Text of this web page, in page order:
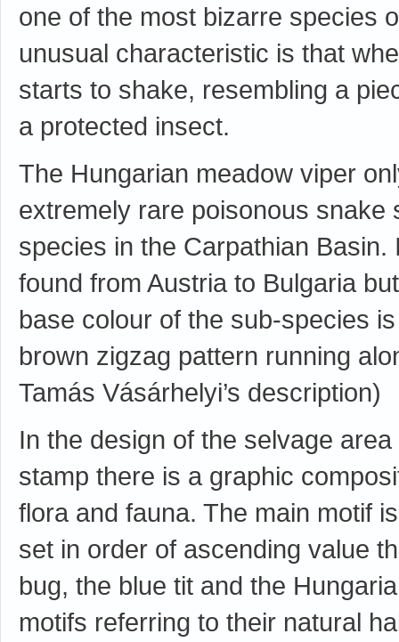
one of the most bizarre species
unusual characteristic is that
starts to shake, resembling a
a protected insect.
The Hungarian meadow viper
extremely rare poisonous
species in the Carpathian
found from Austria to Bulgaria
base colour of the sub-species
brown zigzag pattern running
Tamás Vásárhelyi’s description)
In the design of the selvage
stamp there is a graphic
flora and fauna. The main motif
set in order of ascending value
bug, the blue tit and the
motifs referring to their natural